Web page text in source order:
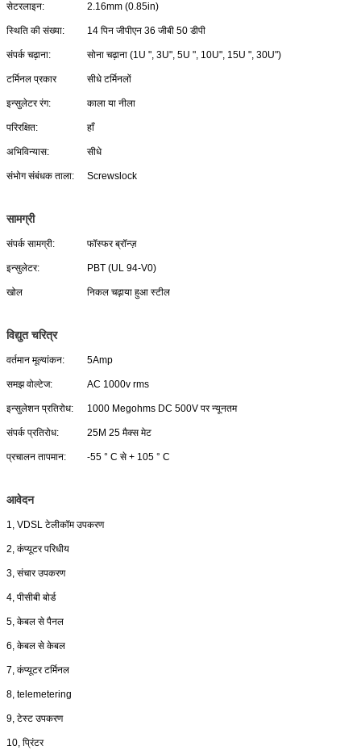
सेटरलाइन: 2.16mm (0.85in)
स्थिति की संख्या: 14 पिन जीपीएन 36 जीबी 50 डीपी
संपर्क चढ़ाना: सोना चढ़ाना (1U ", 3U", 5U ", 10U", 15U ", 30U")
टर्मिनल प्रकार सीधे टर्मिनलों
इन्सुलेटर रंग: काला या नीला
परिरक्षित: हाँ
अभिविन्यास: सीधे
संभोग संबंधक ताला: Screwslock
सामग्री
संपर्क सामग्री: फॉस्फर ब्रॉन्ज़
इन्सुलेटर: PBT (UL 94-V0)
खोल निकल चढ़ाया हुआ स्टील
विद्युत चरित्र
वर्तमान मूल्यांकन: 5Amp
समझ वोल्टेज: AC 1000v rms
इन्सुलेशन प्रतिरोध: 1000 Megohms DC 500V पर न्यूनतम
संपर्क प्रतिरोध: 25M 25 मैक्स मेट
प्रचालन तापमान: -55 ° C से + 105 ° C
आवेदन
1, VDSL टेलीकॉम उपकरण
2, कंप्यूटर परिधीय
3, संचार उपकरण
4, पीसीबी बोर्ड
5, केबल से पैनल
6, केबल से केबल
7, कंप्यूटर टर्मिनल
8, telemetering
9, टेस्ट उपकरण
10, प्रिंटर